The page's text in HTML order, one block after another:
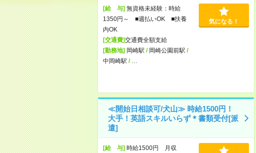
[給 与]無資格未経験：時給
1350円～ ■週払いOK ■扶養
内OK
[交通費]交通費全額支給
[勤務地]岡崎駅 / 岡崎公園前駅 /
中岡崎駅 /
気になる！
≪開始日相談可/犬山≫ 時給1500円！
大手！英語スキルいらず＊書類受付[派
遣]
[給 与]時給1500円 月収